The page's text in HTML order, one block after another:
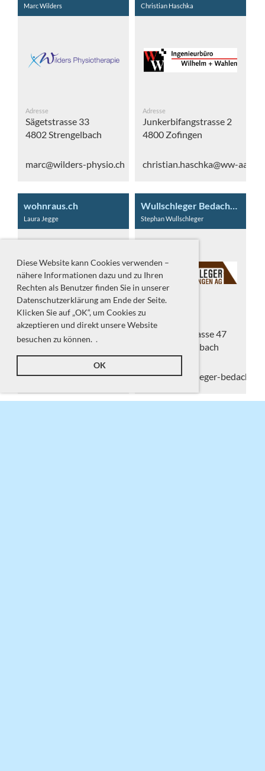
Diese Website kann Cookies verwenden –
nähere Informationen dazu und zu Ihren
Rechten als Benutzer finden Sie in unserer
Datenschutzerklärung am Ende der Seite.
Klicken Sie auf „OK“, um Cookies zu
akzeptieren und direkt unsere Website
besuchen zu können. .
OK
Marc Wilders
Adresse
Sägetstrasse 33
4802 Strengelbach
marc@wilders-physio.ch
Christian Haschka
Adresse
Junkerbifangstrasse 2
4800 Zofingen
christian.haschka@ww-
wohnraus.ch
Laura Jegge
Adresse
Brittnauerstrasse 13
l.jegge@wohnraus.ch
Stephan Wullschleger
Adresse
Brittnauerstrasse 47
4802 Strengelbach
info@wullschleger-